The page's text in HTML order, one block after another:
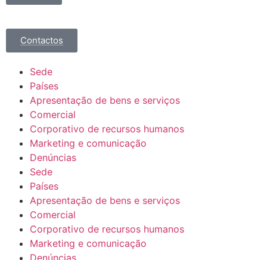
Contactos
Sede
Países
Apresentação de bens e serviços
Comercial
Corporativo de recursos humanos
Marketing e comunicação
Denúncias
Sede
Países
Apresentação de bens e serviços
Comercial
Corporativo de recursos humanos
Marketing e comunicação